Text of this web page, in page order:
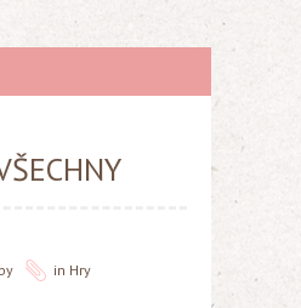
by in Hry